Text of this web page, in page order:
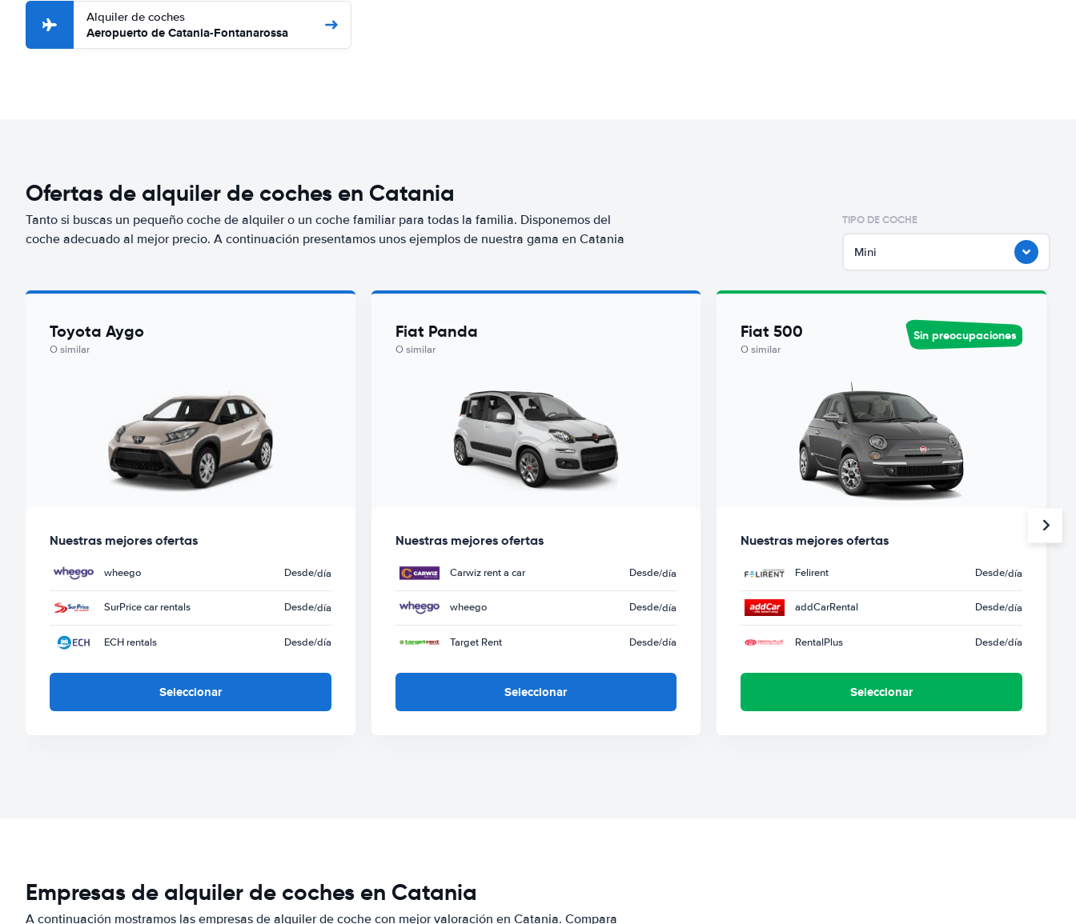
Alquiler de coches
Aeropuerto de Catania-Fontanarossa
Ofertas de alquiler de coches en Catania
Tanto si buscas un pequeño coche de alquiler o un coche familiar para todas la familia. Disponemos del
coche adecuado al mejor precio. A continuación presentamos unos ejemplos de nuestra gama en Catania
TIPO DE COCHE
Mini
Toyota Aygo
O similar
Nuestras mejores ofertas
wheego Desde/día
SurPrice car rentals Desde/día
ECH rentals Desde/día
Seleccionar
Fiat Panda
O similar
Nuestras mejores ofertas
Carwiz rent a car Desde/día
wheego Desde/día
Target Rent Desde/día
Seleccionar
Fiat 500
O similar
Sin preocupaciones
Nuestras mejores ofertas
Felirent Desde/día
addCarRental Desde/día
RentalPlus Desde/día
Seleccionar
Empresas de alquiler de coches en Catania
A continuación mostramos las empresas de alquiler de coche con mejor valoración en Catania. Compara